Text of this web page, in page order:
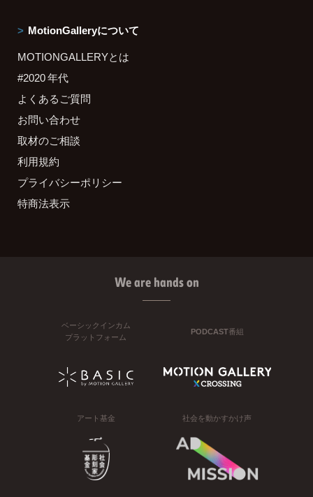
MotionGalleryについて
MOTIONGALLERYとは
#2020 年代
よくあるご質問
お問い合わせ
取材のご相談
利用規約
プライバシーポリシー
特商法表示
We are hands on
ベーシックインカム
プラットフォーム
PODCAST番組
アート基金 社会を動かすかけ声